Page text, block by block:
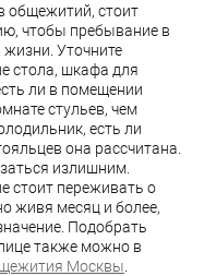
общежитий, стоит
чтобы пребывание в
Уточните
стола, шкафа для
ли в помещении
стульев, чем
есть ли
она рассчитана.
излишним.
стоит переживать о
живя месяц и более,
Подобрать
также можно в
Москвы